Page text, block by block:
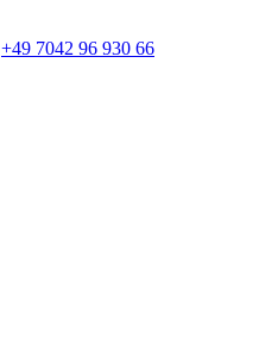
+49 7042 96 930 66